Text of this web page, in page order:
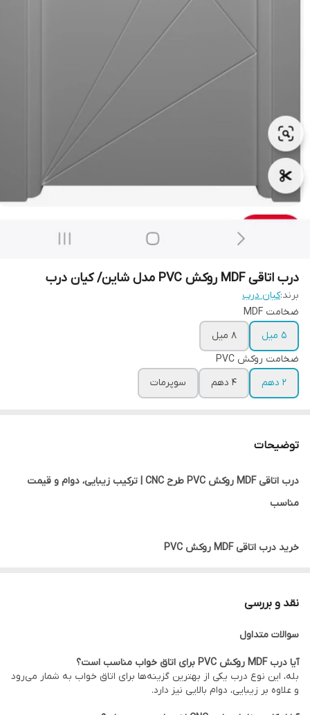
درب اتاقی MDF روکش PVC مدل شاین/ کیان درب
برند:کیان درب
ضخامت MDF
۵ میل
۸ میل
ضخامت روکش PVC
۲ دهم
۴ دهم سوپرمات
توضیحات
درب اتاقی MDF روکش PVC طرح CNC | ترکیب زیبایی، دوام و قیمت
مناسب
خرید درب اتاقی MDF روکش PVC
استفاده قرار می‌گیرد.
این نوع درب از مغزی MDF باکیفیت ساخته شده و روی آن با روکش
PVC پوشانده می‌شود. همچنین با استفاده از دستگاه CNC طرح‌های
نقد و بررسی
سوالات متداول
آیا درب MDF روکش PVC برای اتاق خواب مناسب است؟
بله، این نوع درب یکی از بهترین گزینه‌ها برای اتاق خواب به شمار می‌رود
و علاوه بر زیبایی، دوام بالایی نیز دارد.